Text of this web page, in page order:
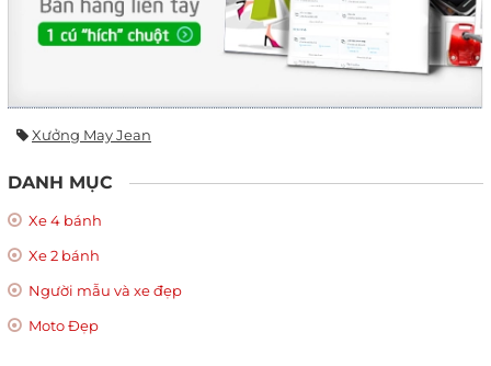
Xưởng May Jean
DANH MỤC
Xe 4 bánh
Xe 2 bánh
Người mẫu và xe đẹp
Moto Đẹp